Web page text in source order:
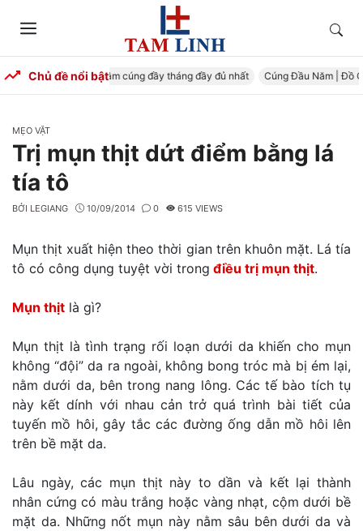
Menu
Tìm
Chủ đề nổi bật
Cúng Đầy Tháng – Mâm cúng đầy tháng đầy đủ nhất Cúng Đầu Năm | Đồ
CATEGORIES
MẸO VẶT
Trị mụn thịt dứt điểm bằng lá
tía tô
BỞI LEGIANG 10/09/2014 0 615 VIEWS
Mụn thịt xuất hiện theo thời gian trên khuôn mặt. Lá tía
tô có công dụng tuyệt vời trong điều trị mụn thịt.
Mụn thịt là gì?
Mụn thịt là tình trạng rối loạn dưới da khiến cho mụn
không “đội” da ra ngoài, không bong tróc mà bị ém lại,
nằm dưới da, bên trong nang lông. Các tế bào tích tụ
này kết dính với nhau cản trở quá trình bài tiết của
tuyến mồ hôi, gây tắc các đường ống dẫn mồ hôi lên
trên bề mặt da.
Lâu ngày, các mụn thịt này to dần và kết lại thành
nhân cứng có màu trắng hoặc vàng nhạt, cộm dưới bề
mặt da. Những nốt mụn này nằm sâu bên dưới da và